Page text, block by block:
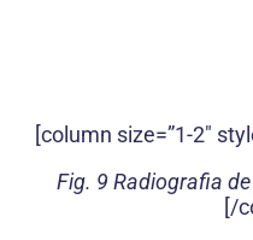
[column size=”1-2″
Fig. 9 Radiografia
[/